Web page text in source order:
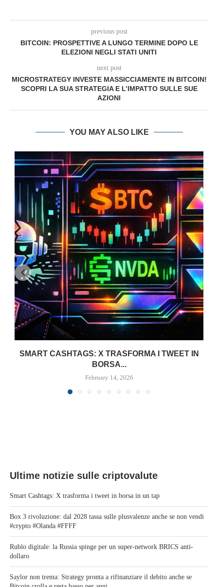
previous post
BITCOIN: PROSPETTIVE A LUNGO TERMINE DOPO LE
ELEZIONI NEGLI STATI UNITI
next post
MICROSTRATEGY INVESTE MASSICCIAMENTE IN BITCOIN!
SCOPRI LA SUA STRATEGIA E L’IMPATTO SULLE SUE
AZIONI
YOU MAY ALSO LIKE
SMART CASHTAGS: X TRASFORMA I TWEET IN
BORSA...
February 14, 2026
Ultime notizie sulle criptovalute
Smart Cashtags: X trasforma i tweet in borsa in un tap
Box 3 rivoluzione: dal 2028 tassa sulle plusvalenze anche se non vendi
#crypto #Olanda #FFFF
Rublo digitale: la Russia spinge per un super-network BRICS anti-
dollaro
Saylor non trema: Strategy pronta a rifinanziare il debito anche se